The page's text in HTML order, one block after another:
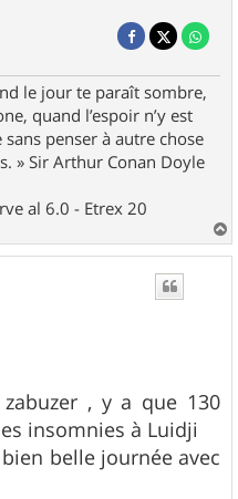
le jour te paraît sombre,
quand l’espoir n’y est
penser à autre chose
» Sir Arthur Conan Doyle
al 6.0 - Etrex 20
a
u
, y a que 130
insomnies à Luidji
belle journée avec